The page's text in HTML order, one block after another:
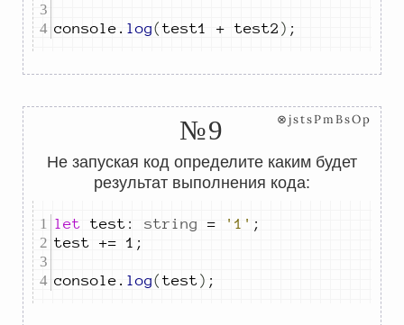
console . log( test1 + test2 ) ;
№9 ⊗jstsPmBsOp
Не запуская код определите каким будет
результат выполнения кода:
let test : string = '1' ;
test += 1 ;
console . log( test) ;